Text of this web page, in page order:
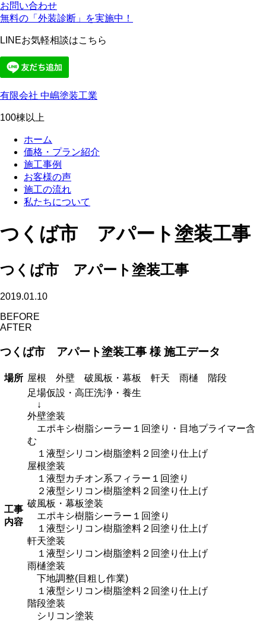
お問い合わせ
無料の「外装診断」を実施中！
LINEお気軽相談はこちら
有限会社 中嶋塗装工業
100棟以上
ホーム
価格・プラン紹介
施工事例
お客様の声
施工の流れ
私たちについて
つくば市 アパート塗装工事
つくば市 アパート塗装工事
2019.01.10
BEFORE
AFTER
つくば市 アパート塗装工事 様 施工データ
場所 屋根 外壁 破風板・幕板 軒天 雨樋 階段
工事
内容
足場仮設・高圧洗浄・養生
↓
外壁塗装
エポキシ樹脂シーラー１回塗り・目地プライマー含
む
１液型シリコン樹脂塗料２回塗り仕上げ
屋根塗装
１液型カチオン系フィラー１回塗り
２液型シリコン樹脂塗料２回塗り仕上げ
破風板・幕板塗装
エポキシ樹脂シーラー１回塗り
１液型シリコン樹脂塗料２回塗り仕上げ
軒天塗装
１液型シリコン樹脂塗料２回塗り仕上げ
雨樋塗装
下地調整(目粗し作業)
１液型シリコン樹脂塗料２回塗り仕上げ
階段塗装
シリコン塗装